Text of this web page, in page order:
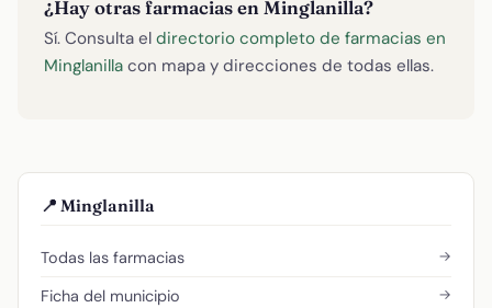
¿Hay otras farmacias en Minglanilla?
Sí. Consulta el directorio completo de farmacias en
Minglanilla con mapa y direcciones de todas ellas.
📍 Minglanilla
Todas las farmacias →
Ficha del municipio →